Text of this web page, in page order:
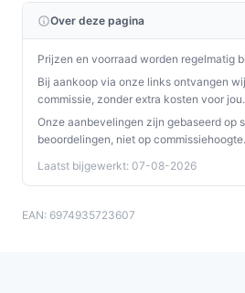
Over deze pagina
Prijzen en voorraad worden regelmatig
Bij aankoop via onze links ontvangen
commissie, zonder extra kosten voor jou.
Onze aanbevelingen zijn gebaseerd op
beoordelingen, niet op commissiehoogte.
Laatst bijgewerkt: 07-08-2026
EAN: 6974935723607